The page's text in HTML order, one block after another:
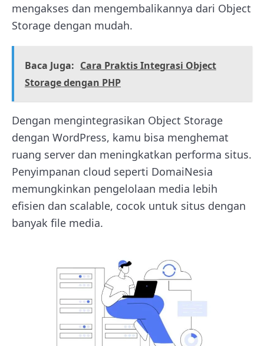
mengakses dan mengembalikannya dari Object
Storage dengan mudah.
Baca Juga: Cara Praktis Integrasi Object
Storage dengan PHP
Dengan mengintegrasikan Object Storage
dengan WordPress, kamu bisa menghemat
ruang server dan meningkatkan performa situs.
Penyimpanan cloud seperti DomaiNesia
memungkinkan pengelolaan media lebih
efisien dan scalable, cocok untuk situs dengan
banyak file media.